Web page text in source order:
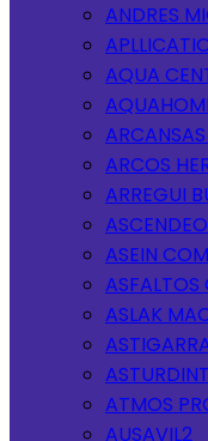
ANDRES
AQUA
ARCANSAS
ARCOS
ARREGUI
ASEIN
ASLAK
ATMOS
AUSAVIL2